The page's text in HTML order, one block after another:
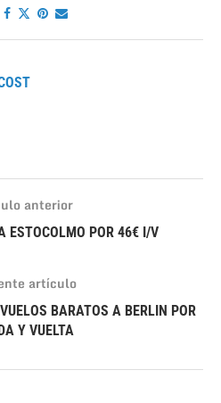
anterior
ESTOCOLMO POR 46€ I/V
artículo
BARATOS A BERLIN POR
Y VUELTA